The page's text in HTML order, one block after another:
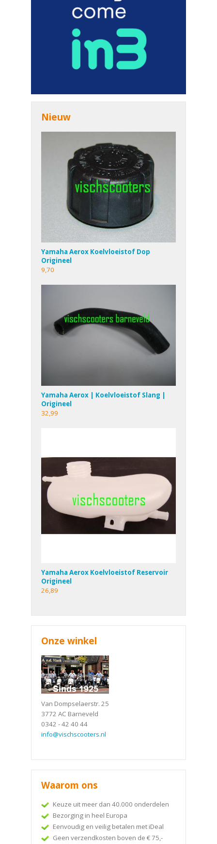
Nieuw
Yamaha Aerox Koelvloeistof Dop
Origineel
9,70
Yamaha Aerox | Koelvloeistof Slang |
Origineel
32,99
Yamaha Aerox Koelvloeistof Reservoir
Origineel
26,89
Onze winkel
Van Dompselaerstr. 25
3772 AC Barneveld
0342 - 42 40 44
info@vischscooters.nl
Waarom ons
Keuze uit meer dan 40.000 onderdelen
Bezorging in heel Europa
Eenvoudig en veilig betalen met iDeal
Geen verzendkosten boven de € 75,-